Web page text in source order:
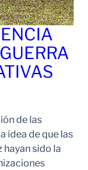
de las
idea de que las
sido la